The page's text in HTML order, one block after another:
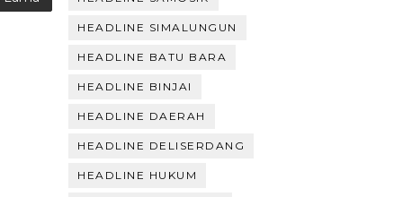
HEADLINE SIMALUNGUN
HEADLINE BATU BARA
HEADLINE BINJAI
HEADLINE DAERAH
HEADLINE DELISERDANG
HEADLINE HUKUM